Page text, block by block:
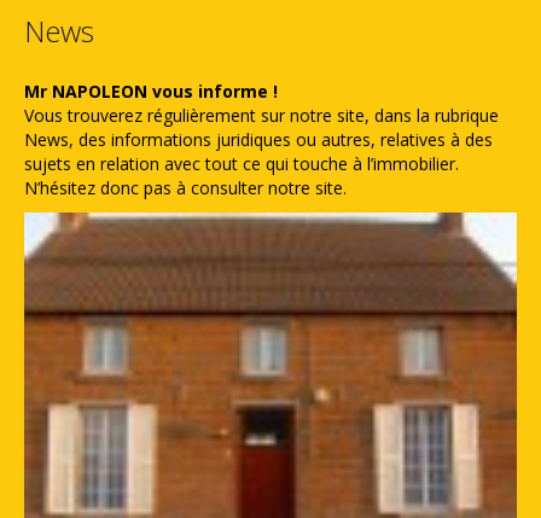
News
Mr NAPOLEON vous informe !
Vous trouverez régulièrement sur notre site, dans la rubrique
News, des informations juridiques ou autres, relatives à des
sujets en relation avec tout ce qui touche à l’immobilier.
N’hésitez donc pas à consulter notre site.